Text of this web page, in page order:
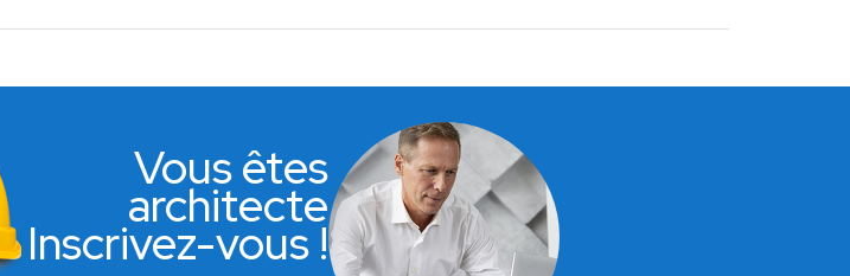
Vous êtes
architecte
Inscrivez-vous !